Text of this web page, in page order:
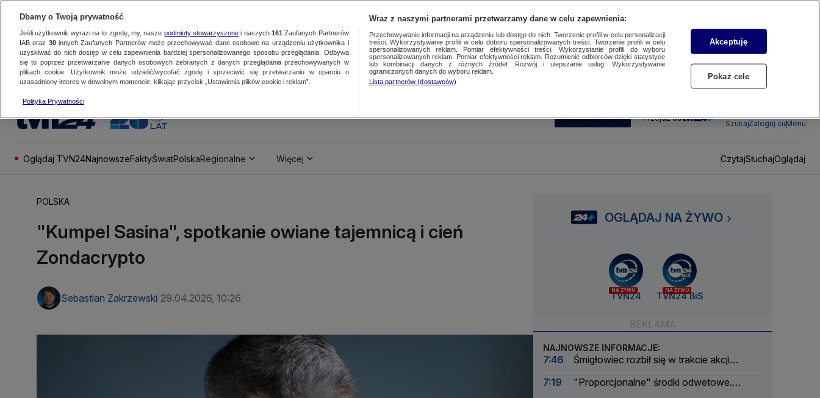
SUBSKRYBUJ Przejdź do
SzukajZaloguj sięMenu
Oglądaj TVN24NajnowszeFaktyŚwiatPolskaRegionalne Więcej CzytajSłuchajOglądaj
POLSKA
"Kumpel Sasina", spotkanie owiane tajemnicą i cień
Zondacrypto
Sebastian Zakrzewski 29.04.2026, 10:26
OGLĄDAJ NA ŻYWO
NA ŻYWO
TVN24
NA ŻYWO
TVN24 BiS
NAJNOWSZE INFORMACJE:
7:46
Śmigłowiec rozbił się w trakcie akcji
7:19
"Proporcjonalne" środki odwetowe.
Dbamy o Twoją prywatność
Jeśli użytkownik wyrazi na to zgodę, my, nasze podmioty stowarzyszonei naszych 161 Zaufanych Partnerów
IAB oraz 30innych Zaufanych Partnerów może przechowywać dane osobowe na urządzeniu użytkownika i
uzyskiwać do nich dostęp w celu zapewnienia bardziej spersonalizowanego sposobu przeglądania. Odbywa
się to poprzez przetwarzanie danych osobowych zebranych z danych przeglądania przechowywanych w
plikach cookie. Użytkownik może udzielić/wycofać zgodę i sprzeciwić się przetwarzaniu w oparciu o
uzasadniony interes w dowolnym momencie, klikając przycisk „Ustawienia plików cookie i reklam”.
Polityka Prywatności
Wraz z naszymi partnerami przetwarzamy dane w celu zapewnienia:
Przechowywanie informacji na urządzeniu lub dostęp do nich. Tworzenie profili w celu personalizacji
treści. Wykorzystywanie profili w celu doboru spersonalizowanych treści. Tworzenie profili w celu
spersonalizowanych reklam. Pomiar efektywności treści. Wykorzystanie profili do wyboru
spersonalizowanych reklam. Pomiar efektywności reklam. Rozumienie odbiorców dzięki statystyce
lub kombinacji danych z różnych źródeł. Rozwój i ulepszanie usług. Wykorzystywanie
ograniczonych danych do wyboru reklam.
Lista partnerów (dostawców)
Akceptuję
Pokaż cele